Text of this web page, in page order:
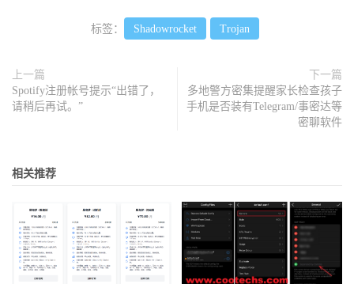
标签： Shadowrocket Trojan
上一篇
Spotify注册帐号提示“出错了，
请稍后再试。”
下一篇
多地警方密集提醒家长检查孩子
手机是否装有Telegram/事密达等
密聊软件
相关推荐